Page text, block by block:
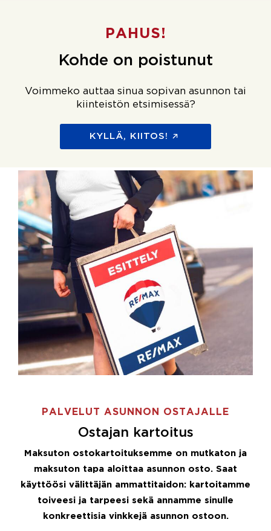
PAHUS!
Kohde on poistunut
Voimmeko auttaa sinua sopivan asunnon tai
kiinteistön etsimisessä?
KYLLÄ, KIITOS!
PALVELUT ASUNNON OSTAJALLE
Ostajan kartoitus
Maksuton ostokartoituksemme on mutkaton ja
maksuton tapa aloittaa asunnon osto. Saat
käyttöösi välittäjän ammattitaidon: kartoitamme
toiveesi ja tarpeesi sekä annamme sinulle
konkreettisia vinkkejä asunnon ostoon.